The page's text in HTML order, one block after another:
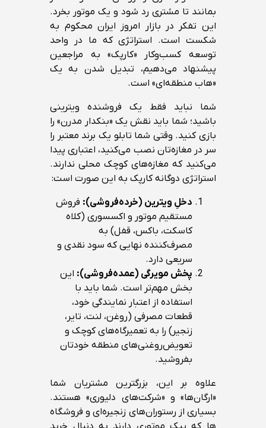
بمانند تا مشتری رد شود و یک موتور بخرد.
این تفکر در بازار امروز ایران محکوم به
شکست است. استراتژی که ما در واحد
توسعه کسب‌وکار «کارپک» به مراجعین
پیشنهاد می‌دهیم، تبدیل شدن به یک
«هاب منطقه‌ای» است.
شما نباید فقط یک فروشنده ویترینی
باشید؛ شما باید نقش یک «بنکدار مدرن» را
بازی کنید. وقتی شما تابلو یک برند معتبر را
سر در مغازه‌تان نصب می‌کنید، اعتباری پیدا
می‌کنید که مغازه‌های کوچک محلی ندارند.
استراتژی دوگانه کارپک به این صورت است:
دخلِ ویترین (خرده‌فروشی): فروش
مستقیم موتور و اکسسوری (کلاه
کاسکت، باکس، قفل) به
مصرف‌کننده نهایی که سود نقدی و
سریعی دارد.
پخش مویرگی (عمده‌فروشی): این
بخش مهم‌تر است. شما باید با
استفاده از اعتبار نمایندگی خود،
قطعات مصرفی (روغن، لنت، تایر،
زنجیر) را به تعمیرگاه‌های کوچک و
تعویض‌روغنی‌های منطقه خودتان
بفروشید.
علاوه بر این، بزرگترین مشتریان شما
«ارگان‌ها» و «شرکت‌های دلیوری» هستند.
بسیاری از رستوران‌های زنجیره‌ای و فروشگاه